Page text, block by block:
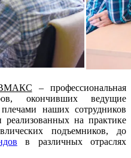
– профессиональная
окончивших ведущие
наших сотрудников
реализованных на практике
подъемников, до
в различных отраслях